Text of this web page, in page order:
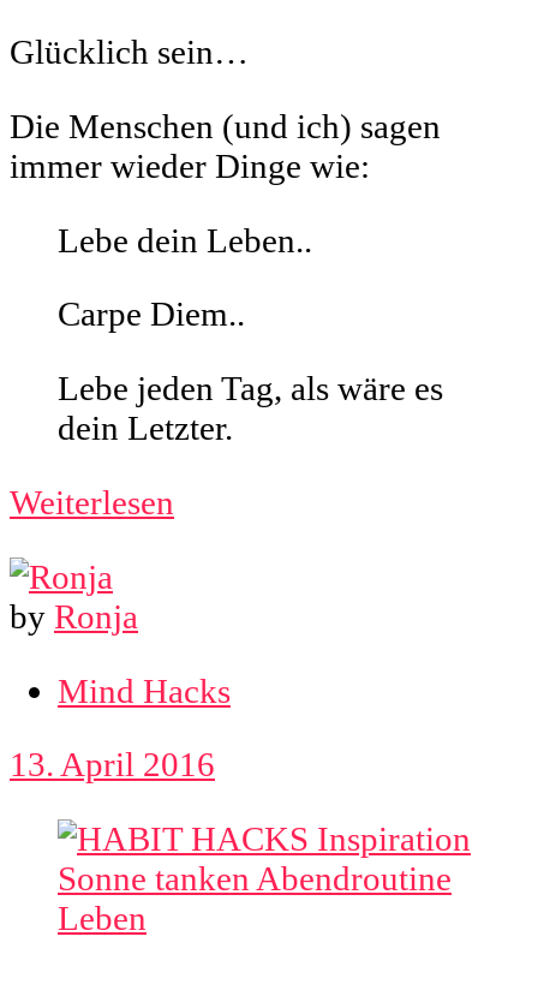
Glücklich sein…
Die Menschen (und ich) sagen
immer wieder Dinge wie:
Lebe dein Leben..
Carpe Diem..
Lebe jeden Tag, als wäre es
dein Letzter.
Weiterlesen
by Ronja
Mind Hacks
13. April 2016